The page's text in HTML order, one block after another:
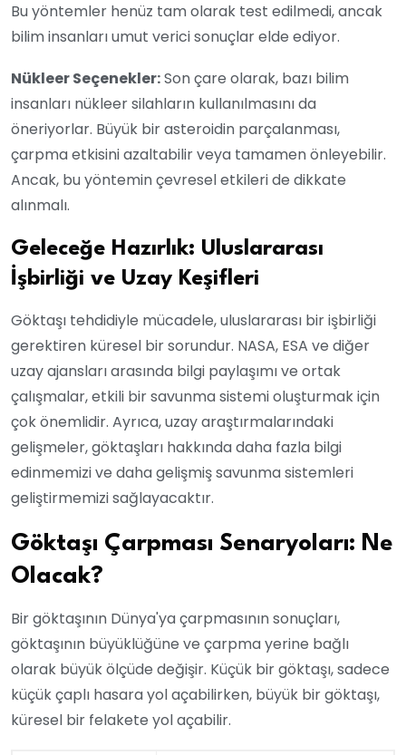
Bu yöntemler henüz tam olarak test edilmedi, ancak
bilim insanları umut verici sonuçlar elde ediyor.
Nükleer Seçenekler:Son çare olarak, bazı bilim
insanları nükleer silahların kullanılmasını da
öneriyorlar. Büyük bir asteroidin parçalanması,
çarpma etkisini azaltabilir veya tamamen önleyebilir.
Ancak, bu yöntemin çevresel etkileri de dikkate
alınmalı.
Geleceğe Hazırlık: Uluslararası
İşbirliği ve Uzay Keşifleri
Göktaşı tehdidiyle mücadele, uluslararası bir işbirliği
gerektiren küresel bir sorundur. NASA, ESA ve diğer
uzay ajansları arasında bilgi paylaşımı ve ortak
çalışmalar, etkili bir savunma sistemi oluşturmak için
çok önemlidir. Ayrıca, uzay araştırmalarındaki
gelişmeler, göktaşları hakkında daha fazla bilgi
edinmemizi ve daha gelişmiş savunma sistemleri
geliştirmemizi sağlayacaktır.
Göktaşı Çarpması Senaryoları: Ne
Olacak?
Bir göktaşının Dünya'ya çarpmasının sonuçları,
göktaşının büyüklüğüne ve çarpma yerine bağlı
olarak büyük ölçüde değişir. Küçük bir göktaşı, sadece
küçük çaplı hasara yol açabilirken, büyük bir göktaşı,
küresel bir felakete yol açabilir.